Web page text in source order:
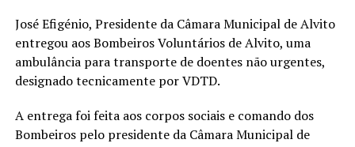
José Efigénio, Presidente da Câmara Municipal de Alvito
entregou aos Bombeiros Voluntários de Alvito, uma
ambulância para transporte de doentes não urgentes,
designado tecnicamente por VDTD.
A entrega foi feita aos corpos sociais e comando dos
Bombeiros pelo presidente da Câmara Municipal de